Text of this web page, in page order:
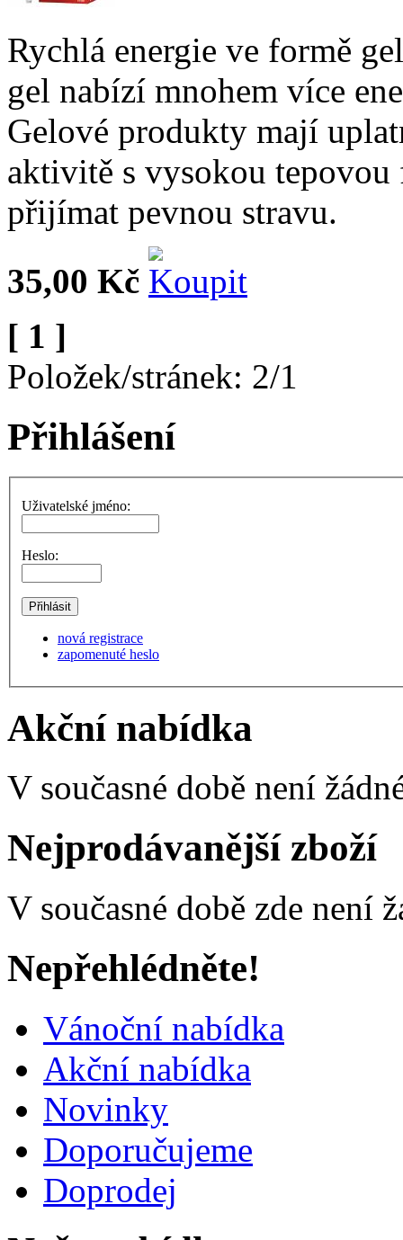
Rychlá energie ve formě
gel nabízí mnohem více
Gelové produkty mají
aktivitě s vysokou
přijímat pevnou stravu.
35,00 Kč
[ 1 ]
Položek/stránek: 2/1
Přihlášení
Uživatelské jméno:
Heslo:
nová registrace
zapomenuté heslo
Akční nabídka
V současné době není
Nejprodávanější zboží
V současné době zde není
Nepřehlédněte!
Vánoční nabídka
Akční nabídka
Novinky
Doporučujeme
Doprodej